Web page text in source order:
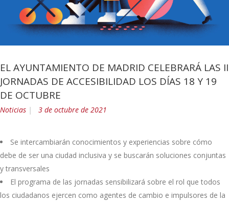
EL AYUNTAMIENTO DE MADRID CELEBRARÁ LAS II
JORNADAS DE ACCESIBILIDAD LOS DÍAS 18 Y 19
DE OCTUBRE
Noticias 3 de octubre de 2021
Se intercambiarán conocimientos y experiencias sobre cómo
debe de ser una ciudad inclusiva y se buscarán soluciones conjuntas
y transversales
El programa de las jornadas sensibilizará sobre el rol que todos
los ciudadanos ejercen como agentes de cambio e impulsores de la